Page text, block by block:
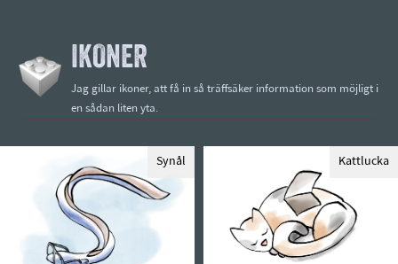
IKONER
Jag gillar ikoner, att få in så träffsäker information som möjligt i
en sådan liten yta.
Synål Kattlucka